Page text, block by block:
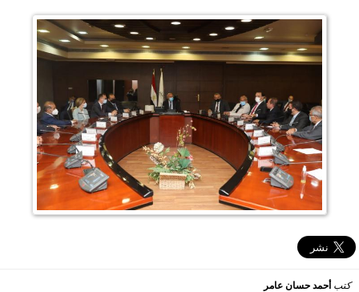
كتبأحمد حسان عامر